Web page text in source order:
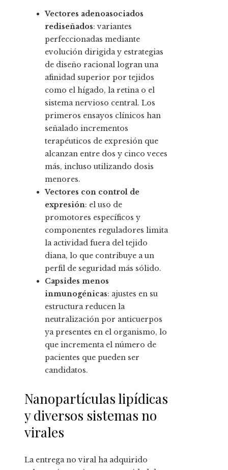
Vectores adenoasociados
rediseñados: variantes
perfeccionadas mediante
evolución dirigida y estrategias
de diseño racional logran una
afinidad superior por tejidos
como el hígado, la retina o el
sistema nervioso central. Los
primeros ensayos clínicos han
señalado incrementos
terapéuticos de expresión que
alcanzan entre dos y cinco veces
más, incluso utilizando dosis
menores.
Vectores con control de
expresión: el uso de
promotores específicos y
componentes reguladores limita
la actividad fuera del tejido
diana, lo que contribuye a un
perfil de seguridad más sólido.
Capsides menos
inmunogénicas: ajustes en su
estructura reducen la
neutralización por anticuerpos
ya presentes en el organismo, lo
que incrementa el número de
pacientes que pueden ser
candidatos.
Nanopartículas lipídicas
y diversos sistemas no
virales
La entrega no viral ha adquirido